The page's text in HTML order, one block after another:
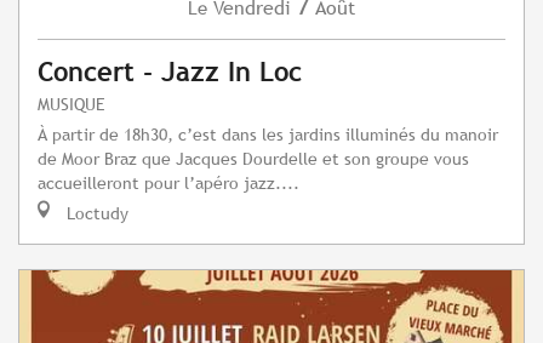
Le Vendredi Août
Concert - Jazz In Loc
MUSIQUE
À partir de 18h30, c’est dans les jardins illuminés du manoir
de Moor Braz que Jacques Dourdelle et son groupe vous
accueilleront pour l’apéro jazz....
Loctudy